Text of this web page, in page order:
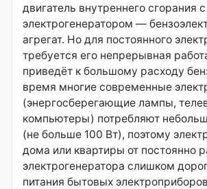
двигатель внутреннего сгорания с
электрогенератором —
агрегат. Но для постоянного
требуется его непрерывная
приведёт к большому расходу
время многие современные
(энергосберегающие лампы,
компьютеры) потребляют
(не больше 100 Вт), поэтому
дома или квартиры от постоянно
электрогенератора слишком
питания бытовых электроприборов